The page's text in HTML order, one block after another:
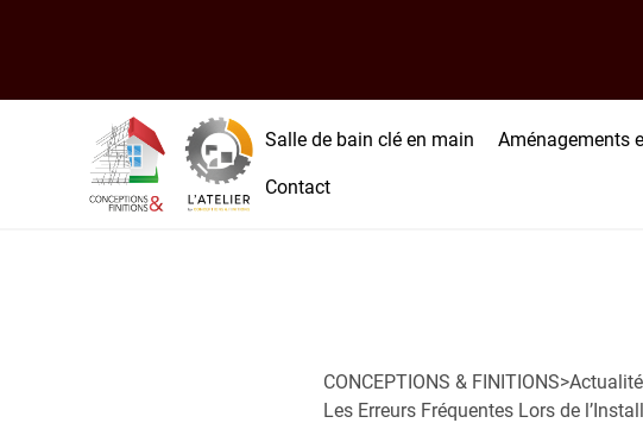
Salle de bain clé en main Aménagements
Contact
CONCEPTIONS & FINITIONS>
Les Erreurs Fréquentes Lors de